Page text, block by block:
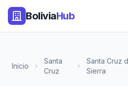
BoliviaHub
Inicio
Santa
Cruz
Santa Cruz
Sierra